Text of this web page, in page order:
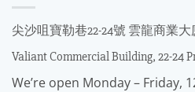
尖沙咀寶勒巷22-24號 雲龍商業大
Valiant Commercial Building, 22-24
We’re open Monday – Friday,